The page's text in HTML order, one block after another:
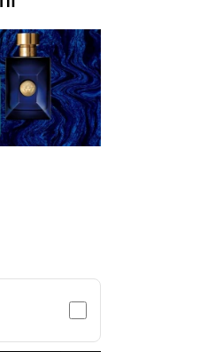
parfum (format
Flame est un
l’amour,